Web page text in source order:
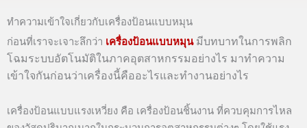
ทำความเข้าใจเกี่ยวกับเครื่องป้อนแบบหมุน
ก่อนที่เราจะเจาะลึกว่า เครื่องป้อนแบบหมุน มีบทบาทในการพลิก
โฉมระบบอัตโนมัติในภาคอุตสาหกรรมอย่างไร มาทำความ
เข้าใจกันก่อนว่าเครื่องนี้คืออะไรและทำงานอย่างไร
เครื่องป้อนแบบแรงเหวี่ยง คือ เครื่องป้อนชิ้นงาน ที่ควบคุมการไหล